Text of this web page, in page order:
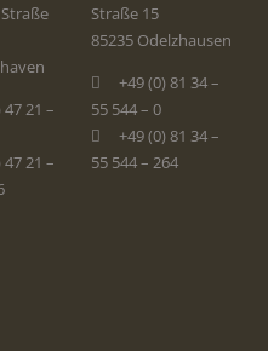
47 21 –
47 21 –
Straße 15
85235 Odelzhausen
+49 (0) 81 34 –
55 544 – 0
+49 (0) 81 34 –
55 544 – 264